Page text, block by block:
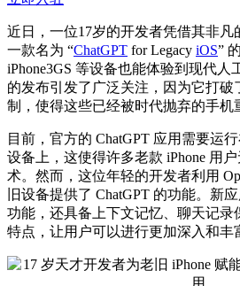
近日，一位17岁的开发者凭借其非凡
一款名为 “ChatGPT for Legacy iOS”
iPhone3GS 等设备也能体验到现代人
的发布引发了广泛关注，因为它打破
制，使得这些已经被时代抛弃的手机
目前，官方的 ChatGPT 应用需要运
设备上，这使得许多老款 iPhone 用
术。然而，这位年轻的开发者利用
旧设备提供了 ChatGPT 的功能。新
功能，还具备上下文记忆、聊天记录
特点，让用户可以进行更加深入和丰